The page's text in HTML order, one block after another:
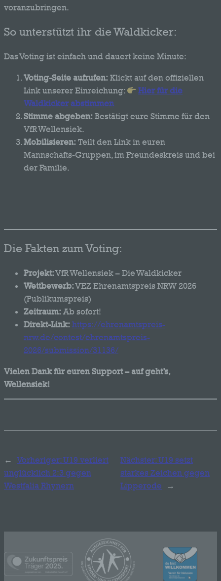
voranzubringen.
So unterstützt ihr die Waldkicker:
Das Voting ist einfach und dauert keine Minute:
Voting-Seite aufrufen: Klickt auf den offiziellen
Link unserer Einreichung:
Hier für die
Waldkicker abstimmen
Stimme abgeben: Bestätigt eure Stimme für den
VfR Wellensiek.
Mobilisieren: Teilt den Link in euren
Mannschafts-Gruppen, im Freundeskreis und bei
der Familie.
Die Fakten zum Voting:
Projekt:VfR Wellensiek – Die Waldkicker
Wettbewerb:VEZ Ehrenamtspreis NRW 2026
(Publikumspreis)
Zeitraum: Ab sofort!
Direkt-Link: https://ehrenamtspreis-
nrw.de/contest/ehrenamtspreis-
2026/submission/31136/
Vielen Dank für euren Support – auf geht’s,
Wellensiek!
← Vorheriger:U19 verliert
unglücklich 2:3 gegen
Westfalia Rhynern
Nächster:U19 setzt
starkes Zeichen gegen
Lipperode
→